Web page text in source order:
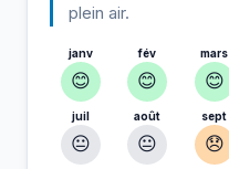
plein air.
janv
😊
fév
😊
mars
😊
juil
😐
août
😐
sept
😞